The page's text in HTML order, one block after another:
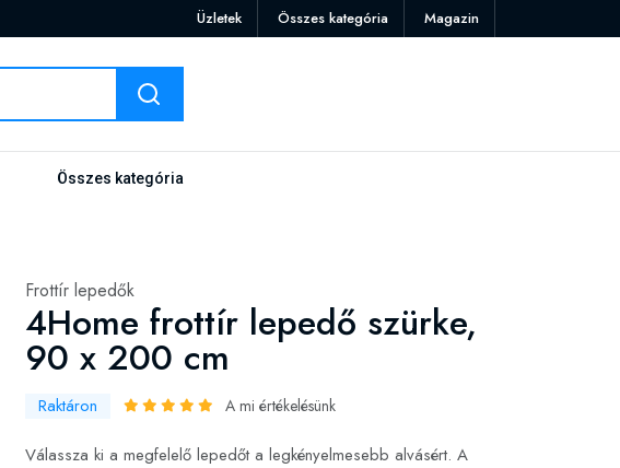
Üzletek Összes kategória Magazin
Összes kategória
Frottír lepedők
4Home frottír lepedő szürke,
90 x 200 cm
Raktáron A mi értékelésünk
Válassza ki a megfelelő lepedőt a legkényelmesebb alvásért. A